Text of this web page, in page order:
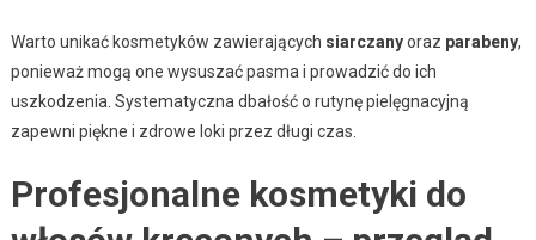
Warto unikać kosmetyków zawierających siarczanyoraz parabeny,
ponieważ mogą one wysuszać pasma i prowadzić do ich
uszkodzenia. Systematyczna dbałość o rutynę pielęgnacyjną
zapewni piękne i zdrowe loki przez długi czas.
Profesjonalne kosmetyki do